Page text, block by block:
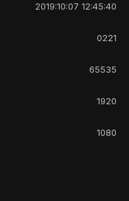
2019:10:07 12:45:40
0221
65535
1920
1080